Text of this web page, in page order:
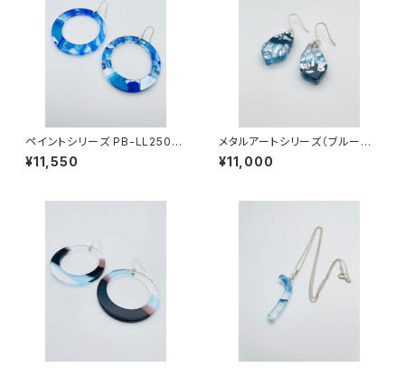
ペイントシリーズ PB-LL2500
6
¥11,550
メタルアートシリーズ（ブルー系）
MAB-SS23006
¥11,000